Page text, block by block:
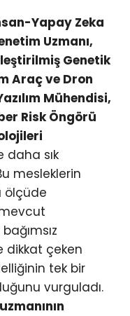
Yapay Zeka
Uzmanı,
Genetik
Araç ve Dron
Mühendisi,
Risk Öngörü
daha sık
mesleklerin
ölçüde
dikkat çeken
tek bir
vurguladı.